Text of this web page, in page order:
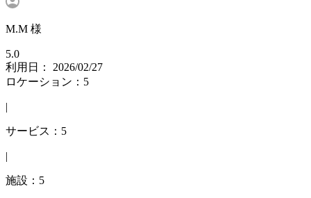
M.M 様
5.0
利用日： 2026/02/27
ロケーション：5
|
サービス：5
|
施設：5